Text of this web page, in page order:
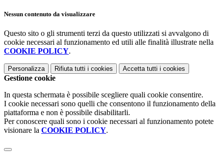
Nessun contenuto da visualizzare
Questo sito o gli strumenti terzi da questo utilizzati si avvalgono di
cookie necessari al funzionamento ed utili alle finalità illustrate nella
COOKIE POLICY.
Personalizza Rifiuta tutti i cookies Accetta tutti i cookies
Gestione cookie
In questa schermata è possibile scegliere quali cookie consentire.
I cookie necessari sono quelli che consentono il funzionamento della
piattaforma e non è possibile disabilitarli.
Per conoscere quali sono i cookie necessari al funzionamento potete
visionare la COOKIE POLICY.